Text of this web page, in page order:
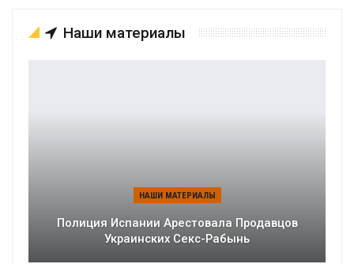
Наши материалы
НАШИ МАТЕРИАЛЫ
Полиция Испании Арестовала Продавцов
Украинских Секс-Рабынь